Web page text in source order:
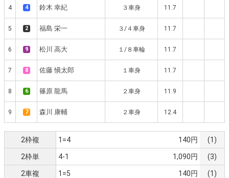
4 4 鈴木 幸紀 ３車身 11.7
5 2 福島 栄一 ３/４車身 11.7
6 9 松川 高大 １/８車輪 11.7
7 8 佐藤 愼太郎 １車身 11.7
8 6 篠原 龍馬 ２車身 11.9
9 7 森川 康輔 ２車身 12.4
2枠複 1=4 140円 (1)
2枠単 4-1 1,090円 (3)
2車複 1=5 140円 (1)